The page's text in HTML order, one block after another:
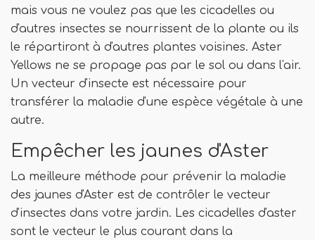
mais vous ne voulez pas que les cicadelles ou
d'autres insectes se nourrissent de la plante ou ils
le répartiront à d'autres plantes voisines. Aster
Yellows ne se propage pas par le sol ou dans l'air.
Un vecteur d'insecte est nécessaire pour
transférer la maladie d'une espèce végétale à une
autre.
Empêcher les jaunes d'Aster
La meilleure méthode pour prévenir la maladie
des jaunes d'Aster est de contrôler le vecteur
d'insectes dans votre jardin. Les cicadelles d'aster
sont le vecteur le plus courant dans la